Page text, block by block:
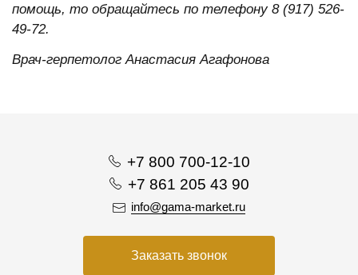
помощь, то обращайтесь по телефону 8 (917) 526-
49-72.
Врач-герпетолог Анастасия Агафонова
+7 800 700-12-10
+7 861 205 43 90
info@gama-market.ru
Заказать звонок